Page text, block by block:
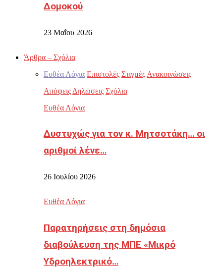
Δομοκού
23 Μαΐου 2026
Άρθρα – Σχόλια
Ευθέα Λόγια Επιστολές Στιγμές Ανακοινώσεις
Απόψεις Δηλώσεις Σχόλια
Ευθέα Λόγια
Δυστυχώς για τον κ. Μητσοτάκη… οι
αριθμοί λένε…
26 Ιουλίου 2026
Ευθέα Λόγια
Παρατηρήσεις στη δημόσια
διαβούλευση της ΜΠΕ «Μικρό
Υδροηλεκτρικό…